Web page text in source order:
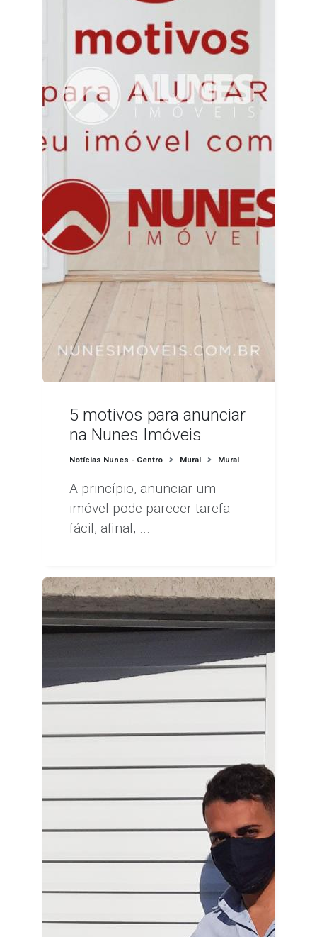
5 motivos para anunciar
na Nunes Imóveis
Notícias Nunes - Centro Mural Mural
A princípio, anunciar um
imóvel pode parecer tarefa
fácil, afinal, ...